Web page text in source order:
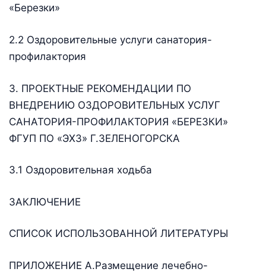
«Березки»
2.2 Оздоровительные услуги санатория-
профилактория
3. ПРОЕКТНЫЕ РЕКОМЕНДАЦИИ ПО
ВНЕДРЕНИЮ ОЗДОРОВИТЕЛЬНЫХ УСЛУГ
САНАТОРИЯ-ПРОФИЛАКТОРИЯ «БЕРЕЗКИ»
ФГУП ПО «ЭХЗ» Г.ЗЕЛЕНОГОРСКА
3.1 Оздоровительная ходьба
ЗАКЛЮЧЕНИЕ
СПИСОК ИСПОЛЬЗОВАННОЙ ЛИТЕРАТУРЫ
ПРИЛОЖЕНИЕ А.Размещение лечебно-